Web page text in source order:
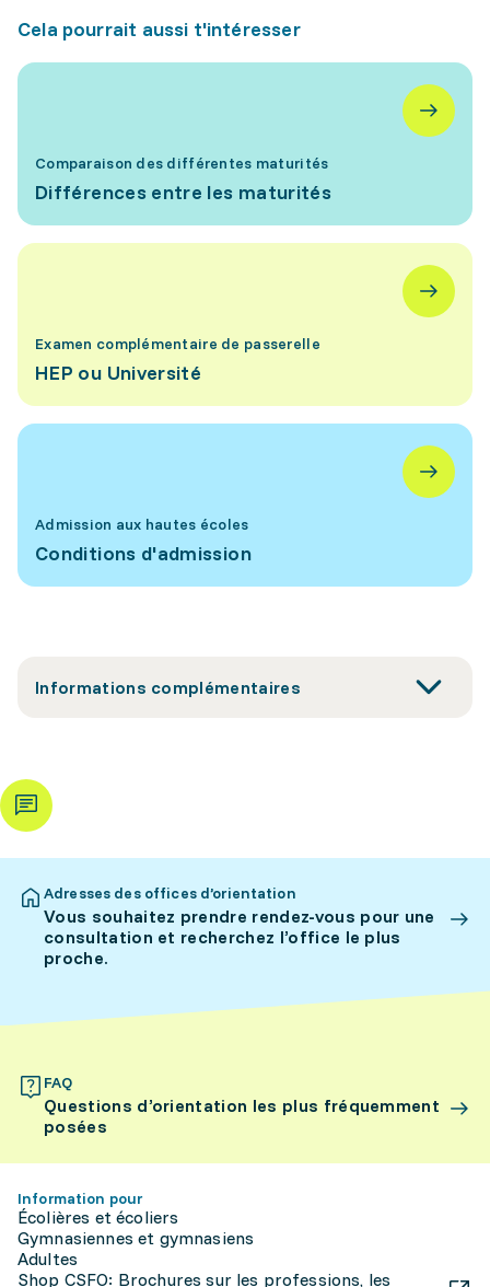
Cela pourrait aussi t'intéresser
Comparaison des différentes maturités
Différences entre les maturités
Examen complémentaire de passerelle
HEP ou Université
Admission aux hautes écoles
Conditions d'admission
Informations complémentaires
Adresses des offices d’orientation
Vous souhaitez prendre rendez-vous pour une
consultation et recherchez l’office le plus
proche.
FAQ
Questions d’orientation les plus fréquemment
posées
Information pour
Écolières et écoliers
Gymnasiennes et gymnasiens
Adultes
Shop CSFO: Brochures sur les professions, les